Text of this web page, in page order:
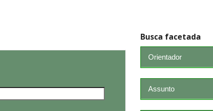
Busca facetada
Orientador
Assunto